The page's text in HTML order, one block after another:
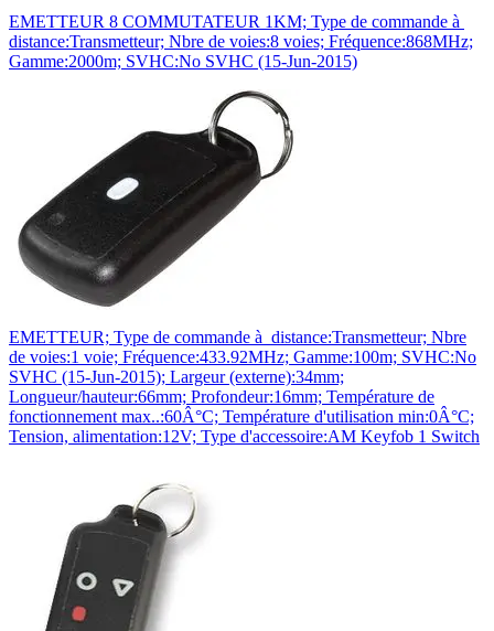
EMETTEUR 8 COMMUTATEUR 1KM; Type de commande à
distance:Transmetteur; Nbre de voies:8 voies; Fréquence:868MHz;
Gamme:2000m; SVHC:No SVHC (15-Jun-2015)
EMETTEUR; Type de commande à distance:Transmetteur; Nbre
de voies:1 voie; Fréquence:433.92MHz; Gamme:100m; SVHC:No
SVHC (15-Jun-2015); Largeur (externe):34mm;
Longueur/hauteur:66mm; Profondeur:16mm; Température de
fonctionnement max..:60Â°C; Température d'utilisation min:0Â°C;
Tension, alimentation:12V; Type d'accessoire:AM Keyfob 1 Switch